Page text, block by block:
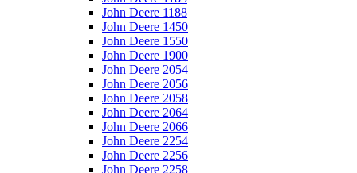
John Deere 1188
John Deere 1450
John Deere 1550
John Deere 1900
John Deere 2054
John Deere 2056
John Deere 2058
John Deere 2064
John Deere 2066
John Deere 2254
John Deere 2256
John Deere 2258